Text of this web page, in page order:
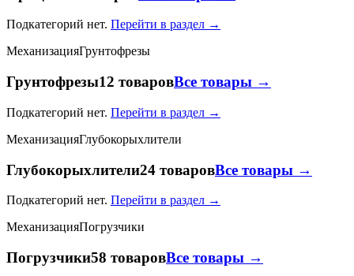
Подкатегорий нет. Перейти в раздел →
МеханизацияГрунтофрезы
Грунтофрезы12 товаровВсе товары →
Подкатегорий нет. Перейти в раздел →
МеханизацияГлубокорыхлители
Глубокорыхлители24 товаровВсе товары →
Подкатегорий нет. Перейти в раздел →
МеханизацияПогрузчики
Погрузчики58 товаровВсе товары →